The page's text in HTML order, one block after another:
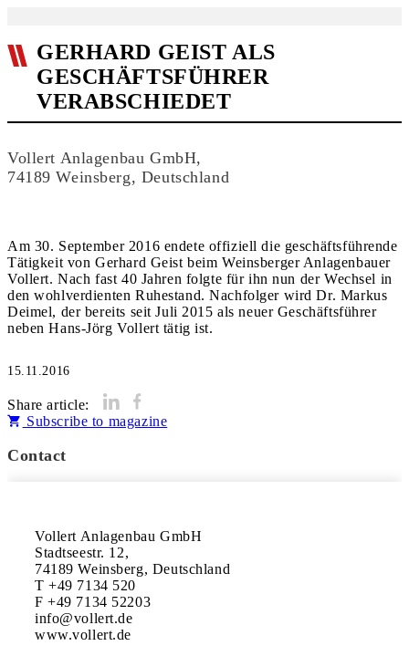
GERHARD GEIST ALS
GESCHÄFTSFÜHRER
VERABSCHIEDET
Vollert Anlagenbau GmbH,
74189 Weinsberg, Deutschland
Am 30. September 2016 endete offiziell die geschäftsführende
Tätigkeit von Gerhard Geist beim Weinsberger Anlagenbauer
Vollert. Nach fast 40 Jahren folgte für ihn nun der Wechsel in
den wohlverdienten Ruhestand. Nachfolger wird Dr. Markus
Deimel, der bereits seit Juli 2015 als neuer Geschäftsführer
neben Hans-Jörg Vollert tätig ist.
15.11.2016
Share article:
Subscribe to magazine
Contact
Vollert Anlagenbau GmbH
Stadtseestr. 12,
74189 Weinsberg, Deutschland
T +49 7134 520
F +49 7134 52203
info@vollert.de
www.vollert.de